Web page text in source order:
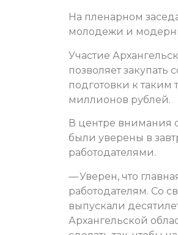
На пленарном
молодежи и
Участие
позволяет
подготовки к таким
миллионов рублей.
В центре внимания
были уверены в
работодателями.
— Уверен, что
работодателям. Со
выпускали
Архангельской